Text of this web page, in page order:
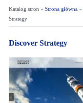
Katalog stron » Strona główna»
Strategy
Discover Strategy